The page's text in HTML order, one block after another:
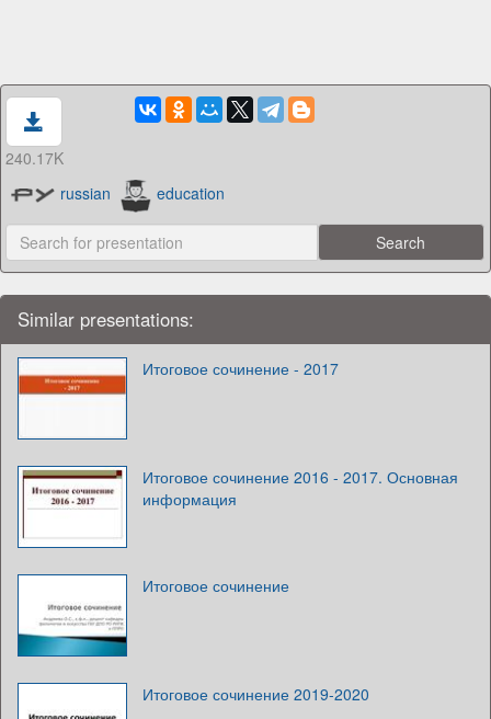
240.17K
russian
education
Similar presentations:
Итоговое сочинение - 2017
Итоговое сочинение 2016 - 2017. Основная
информация
Итоговое сочинение
Итоговое сочинение 2019-2020